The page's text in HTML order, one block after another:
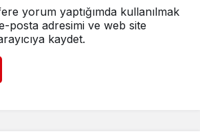
yorum yaptığımda kullanılmak
posta adresimi ve web site
kaydet.